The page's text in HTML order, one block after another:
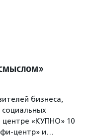
бизнеса,
центре «КУПНО» 10
центр» и…